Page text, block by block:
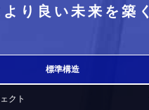
り良い未来を築く
標準構造
クト